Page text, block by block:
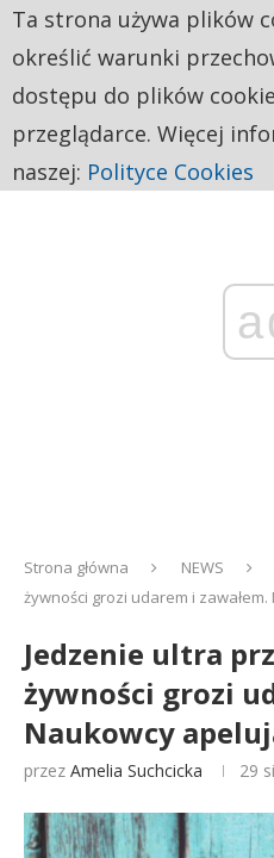
Strona główna NEWS
żywności grozi udarem i
Jedzenie ultra
żywności grozi
Naukowcy
przez Amelia Suchcicka 29
Ta strona używa plików
określić warunki
dostępu do plików
przeglądarce. Więcej
naszej: Polityce Cookies